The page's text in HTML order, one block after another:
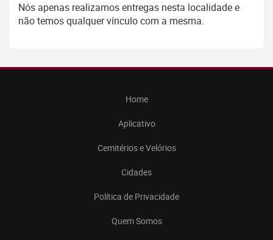
Nós apenas realizamos entregas nesta localidade e
não temos qualquer vínculo com a mesma.
Home
Aplicativo
Cemitérios e Velórios
Cidades
Política de Privacidade
Quem Somos